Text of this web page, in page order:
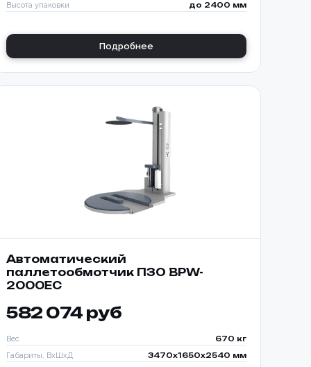
Высота упаковки до 2400 мм
Подробнее
Автоматический
паллетообмотчик ПЗО BPW-
2000EC
582 074 руб
Вес 670 кг
Габариты, ВхШхД 3470х1650х2540 мм
С
K